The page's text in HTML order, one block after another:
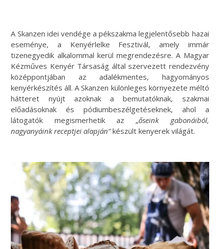
A Skanzen idei vendége a pékszakma legjelentősebb hazai
eseménye, a Kenyérlelke Fesztivál, amely immár
tizenegyedik alkalommal kerül megrendezésre. A Magyar
Kézműves Kenyér Társaság által szervezett rendezvény
középpontjában az adalékmentes, hagyományos
kenyérkészítés áll. A Skanzen különleges környezete méltó
hátteret nyújt azoknak a bemutatóknak, szakmai
előadásoknak és pódiumbeszélgetéseknek, ahol a
látogatók megismerhetik az „őseink gabonáiból,
nagyanyáink receptjei alapján”készült kenyerek világát.